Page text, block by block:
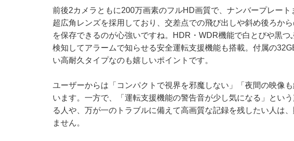
前後2カメラともに200万画素のフルHD画質で、ナンバープレー
超広角レンズを採用しており、交差点での飛び出しや斜め後ろか
を保存できるのが心強いですね。HDR・WDR機能で白とびや黒
検知してアラームで知らせる安全運転支援機能も搭載。付属の
い高耐久タイプなのも嬉しいポイントです。
ユーザーからは「コンパクトで視界を邪魔しない」「夜間の映像
います。一方で、「運転支援機能の警告音が少し気になる」とい
る人や、万が一のトラブルに備えて高画質な記録を残したい人は
ません。